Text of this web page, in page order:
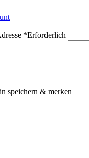
*Erforderlich
speichern & merken